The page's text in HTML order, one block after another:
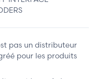
pas un distributeur
pour les produits